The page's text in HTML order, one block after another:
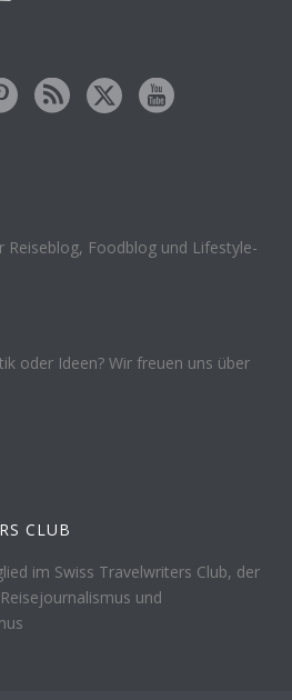
Reiseblog, Foodblog und Lifestyle-
oder Ideen? Wir freuen uns über
CLUB
im Swiss Travelwriters Club, der
und